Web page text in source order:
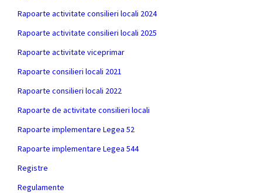
Rapoarte activitate consilieri locali 2024
Rapoarte activitate consilieri locali 2025
Rapoarte activitate viceprimar
Rapoarte consilieri locali 2021
Rapoarte consilieri locali 2022
Rapoarte de activitate consilieri locali
Rapoarte implementare Legea 52
Rapoarte implementare Legea 544
Registre
Regulamente